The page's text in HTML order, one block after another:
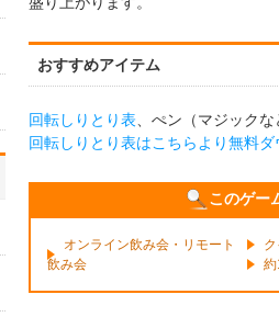
おすすめアイテム
回転しりとり表 、ぺン（マジックな
回転しりとり表はこちらより無料ダ
このゲー
オンライン飲み会・リモート
飲み会